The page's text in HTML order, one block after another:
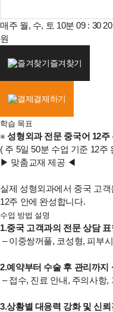
매주 월, 수, 토 10분 09 : 30
원
즐겨찾기
결제하기
학습 목표
※성형외과 전문 중국어 12주
( 주 5일 50분 수업 기준 12주
▶ 맞춤교재 제공 ◀
실제 성형외과에서 중국 고
12주 안에 완성합니다.
수업 방법 설명
1.중국 고객과의 전문 상담
– 이중쌍꺼풀, 코성형, 피부
2.예약부터 수술 후 관리까지
– 접수, 진료 안내, 주의사항
3.상황별 대응력 강화 및 신